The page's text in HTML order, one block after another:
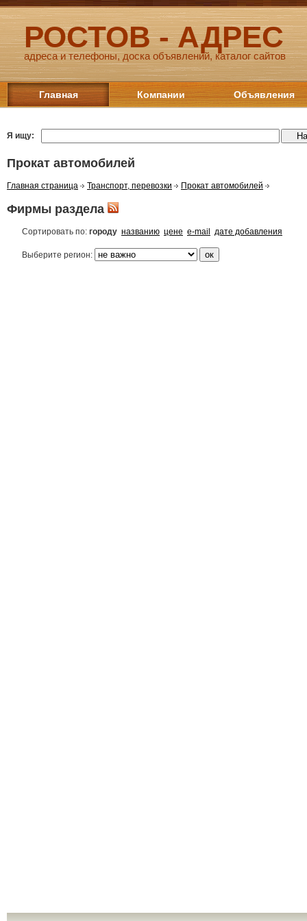
РОСТОВ - АДРЕС
адреса и телефоны, доска объявлений, каталог сайтов
Главная Компании Объявления
Я ищу:
Прокат автомобилей
Главная страница Транспорт, перевозки Прокат автомобилей
Фирмы раздела
Сортировать по: городу названию цене e-mail дате добавления
Выберите регион: